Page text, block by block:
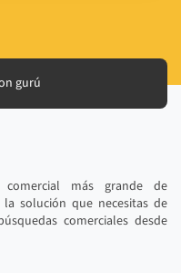
gurú
más grande de
solución que necesitas de
comerciales desde